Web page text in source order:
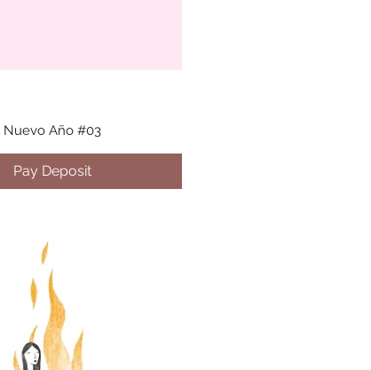
Nuevo Año #03
Pay Deposit